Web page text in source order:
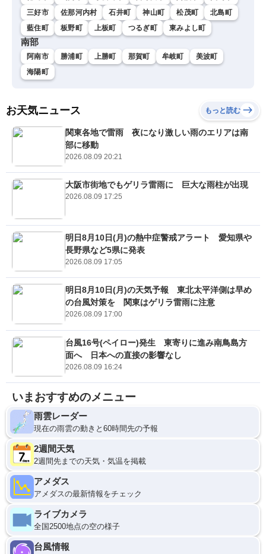
三好市
佐那河内村 石井町 神山町 松茂町
北島町
藍住町
板野町 上板町 つるぎ町 東みよし町
南部
阿南市 勝浦町 上勝町 那賀町 牟岐町
美波町
海陽町
お天気ニュース もっと読む
関東各地で雷雨 夜になり激しい雨のエリアは南
部に移動
2026.08.09 20:21
大阪市街地でもゲリラ雷雨に 巨大な雨柱が出現
2026.08.09 17:25
明日8月10日(月)の熱中症警戒アラート 愛知県や
長野県など5県に発表
2026.08.09 17:05
明日8月10日(月)の天気予報 東北太平洋側は早め
の台風対策を 関東はゲリラ雷雨に注意
2026.08.09 17:00
台風16号(ペイロー)発生 東寄りに進み南鳥島方
面へ 日本への直接の影響なし
2026.08.09 16:24
いまおすすめのメニュー
雨雲レーダー
現在の雨雲の動きと60時間先の予報
2週間天気
2週間先までの天気・気温を掲載
アメダス
アメダスの最新情報をチェック
ライブカメラ
全国2500地点の空の様子
台風情報